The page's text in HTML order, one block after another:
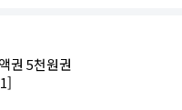
권 5천원권